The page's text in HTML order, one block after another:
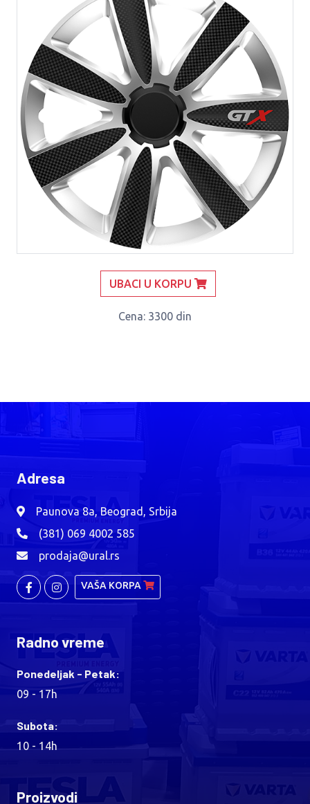
UBACI U KORPU
Cena: 3300 din
Adresa
Paunova 8a, Beograd, Srbija
(381) 069 4002 585
prodaja@ural.rs
VAŠA KORPA
Radno vreme
Ponedeljak - Petak:
09 - 17h
Subota:
10 - 14h
Proizvodi